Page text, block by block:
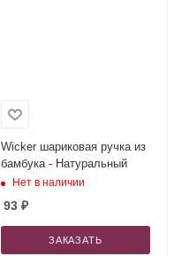
Wicker шариковая ручка из
бамбука - Натуральный
Нет в наличии
93₽
ЗАКАЗАТЬ